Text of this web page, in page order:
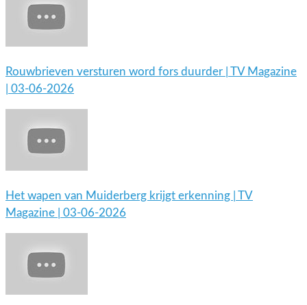
Rouwbrieven versturen word fors duurder | TV Magazine
| 03-06-2026
Het wapen van Muiderberg krijgt erkenning | TV
Magazine | 03-06-2026